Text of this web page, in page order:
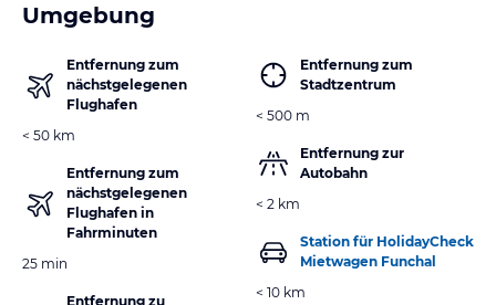
Umgebung
Entfernung zum
nächstgelegenen
Flughafen
< 50 km
Entfernung zum
nächstgelegenen
Flughafen in
Fahrminuten
25 min
Entfernung zu
Entfernung zum
Stadtzentrum
< 500 m
Entfernung zur
Autobahn
< 2 km
Station für HolidayCheck
Mietwagen Funchal
< 10 km